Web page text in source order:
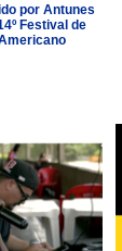
por Antunes
Festival de